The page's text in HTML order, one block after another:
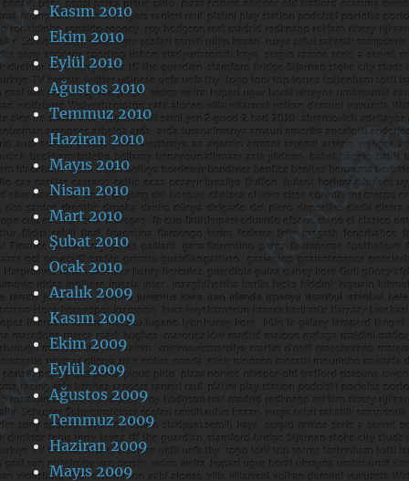
Kasım 2010
Ekim 2010
Eylül 2010
Ağustos 2010
Temmuz 2010
Haziran 2010
Mayıs 2010
Nisan 2010
Mart 2010
Şubat 2010
Ocak 2010
Aralık 2009
Kasım 2009
Ekim 2009
Eylül 2009
Ağustos 2009
Temmuz 2009
Haziran 2009
Mayıs 2009